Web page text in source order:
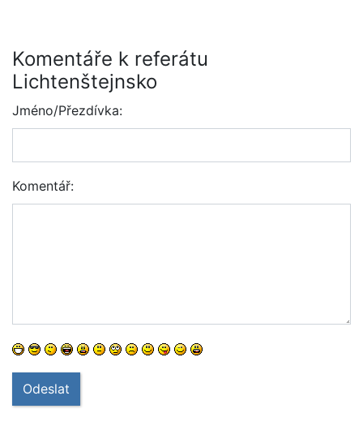
Komentáře k referátu
Lichtenštejnsko
Jméno/Přezdívka:
Komentář:
Odeslat